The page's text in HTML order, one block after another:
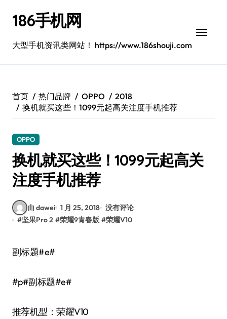
186手机网
大型手机资讯类网站！ https://www.186shouji.com
首页 热门品牌 OPPO
2018
换机就买这些！1099元起高关注度手机推荐
OPPO
换机就买这些！1099元起高关
注度手机推荐
由 dawei 1 月 25, 2018 没有评论
#坚果Pro 2 #荣耀9青春版 #荣耀V10
副标题#e#
#p#副标题#e#
推荐机型：荣耀V10